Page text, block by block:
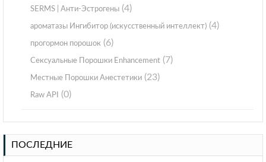
SERMS | Анти-Эстрогены (4)
ароматазы Ингибитор (искусственный интеллект) (4)
прогормон порошок (6)
Сексуальные Порошки Enhancement (7)
Местные Порошки Анестетики (23)
Raw API (0)
ПОСЛЕДНИЕ